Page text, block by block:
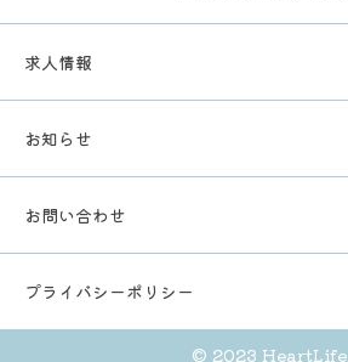
求人情報
お知らせ
お問い合わせ
プライバシーポリシー
© 2023 HeartLife.